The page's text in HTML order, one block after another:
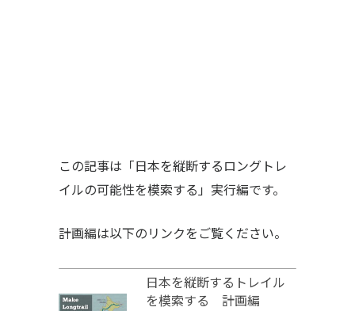
この記事は「日本を縦断するロングトレ
イルの可能性を模索する」実行編です。
計画編は以下のリンクをご覧ください。
日本を縦断するトレイル
を模索する 計画編